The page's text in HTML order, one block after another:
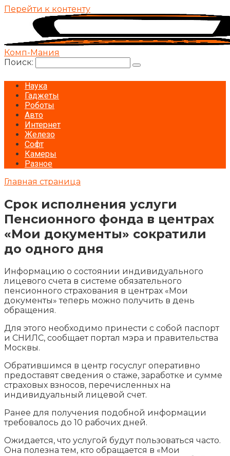
Перейти к контенту
Комп-Мания
Поиск:
Наука
Гаджеты
Роботы
Авто
Интернет
Железо
Софт
Камеры
Разное
Главная страница
Срок исполнения услуги
Пенсионного фонда в центрах
«Мои документы» сократили
до одного дня
Информацию о состоянии индивидуального
лицевого счета в системе обязательного
пенсионного страхования в центрах «Мои
документы» теперь можно получить в день
обращения.
Для этого необходимо принести с собой паспорт
и СНИЛС, сообщает портал мэра и правительства
Москвы.
Обратившимся в центр госуслуг оперативно
предоставят сведения о стаже, заработке и сумме
страховых взносов, перечисленных на
индивидуальный лицевой счет.
Ранее для получения подобной информации
требовалось до 10 рабочих дней.
Ожидается, что услугой будут пользоваться часто.
Она полезна тем, кто обращается в «Мои